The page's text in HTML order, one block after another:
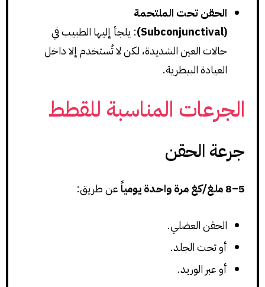
الحقن تحت الملتحمة
(Subconjunctival)
: يلجأ إليها الطبيب في
حالات العين الشديدة، لكن لا تُستخدم إلا داخل
العيادة البيطرية.
الجرعات المناسبة للقطط
جرعة الحقن
5–8 ملغ/كغ مرة واحدة يومياً عن طريق:
الحقن العضلي.
أو تحت الجلد.
أو عبر الوريد.